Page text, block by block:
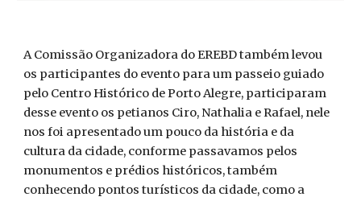
A Comissão Organizadora do EREBD também levou
os participantes do evento para um passeio guiado
pelo Centro Histórico de Porto Alegre, participaram
desse evento os petianos Ciro, Nathalia e Rafael, nele
nos foi apresentado um pouco da história e da
cultura da cidade, conforme passavamos pelos
monumentos e prédios históricos, também
conhecendo pontos turísticos da cidade, como a